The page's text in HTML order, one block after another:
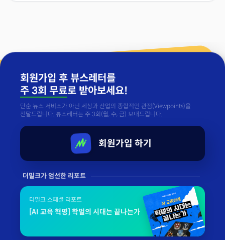
회원가입 후 뷰스레터를
주 3회 무료로 받아보세요!
단순 뉴스 서비스가 아닌 세상과 산업의 종합적인 관점(Viewpoints)을
전달드립니다. 뷰스레터는 주 3회(월, 수, 금) 보내드립니다.
회원가입 하기
더밀크가 엄선한 리포트
더밀크 스페셜 리포트
[AI 교육 혁명] 학벌의 시대는 끝나는가